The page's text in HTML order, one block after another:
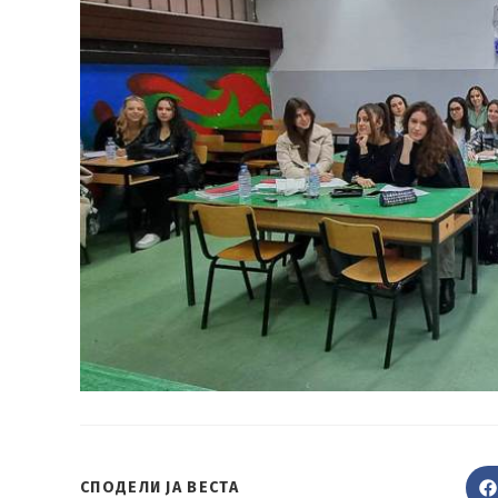
СПОДЕЛИ ЈА ВЕСТАSHARE